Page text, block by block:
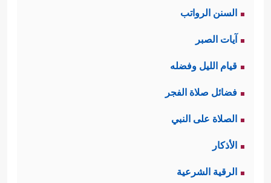
السنن الرواتب
آيات الصبر
قيام الليل وفضله
فضائل صلاة الفجر
الصلاة على النبي
الأذكار
الرقية الشرعية